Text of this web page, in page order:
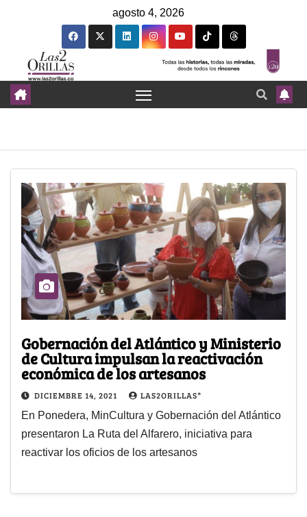
agosto 4, 2026
Gobernación del Atlántico y Ministerio
de Cultura impulsan la reactivación
económica de los artesanos
DICIEMBRE 14, 2021 LAS2ORILLAS*
En Ponedera, MinCultura y Gobernación del Atlántico
presentaron La Ruta del Alfarero, iniciativa para
reactivar los oficios de los artesanos